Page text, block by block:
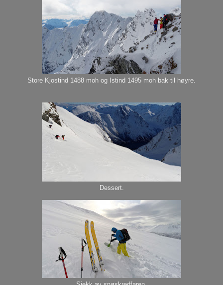
Store Kjostind 1488 moh og Istind 1495 moh bak til høyre.
Dessert.